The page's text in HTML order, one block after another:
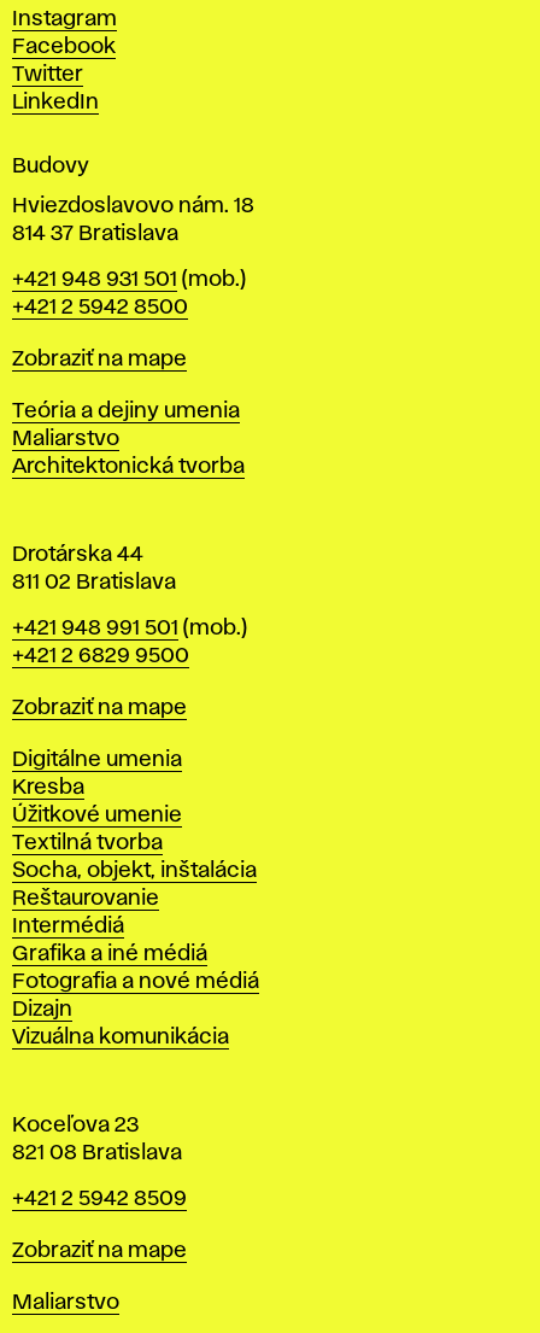
c
h
u
m
e
í
v
r
a
i
l
a
v
Instagram
Facebook
Twitter
LinkedIn
Budovy
Hviezdoslavovo nám. 18
814 37 Bratislava
Telefón
+421 948 931 501 (mob.)
+421 2 5942 8500
Mapa
Zobraziť na mape
Katedry
Teória a dejiny umenia
Maliarstvo
Architektonická tvorba
Drotárska 44
811 02 Bratislava
Telefón
+421 948 991 501 (mob.)
+421 2 6829 9500
Mapa
Zobraziť na mape
Katedry
Digitálne umenia
Kresba
Úžitkové umenie
Textilná tvorba
Socha, objekt, inštalácia
Reštaurovanie
Intermédiá
Grafika a iné médiá
Fotografia a nové médiá
Dizajn
Vizuálna komunikácia
Koceľova 23
821 08 Bratislava
Telefón
+421 2 5942 8509
Mapa
Zobraziť na mape
Katedry
Maliarstvo